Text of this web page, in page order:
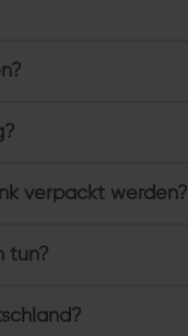
verpackt werden?
tun?